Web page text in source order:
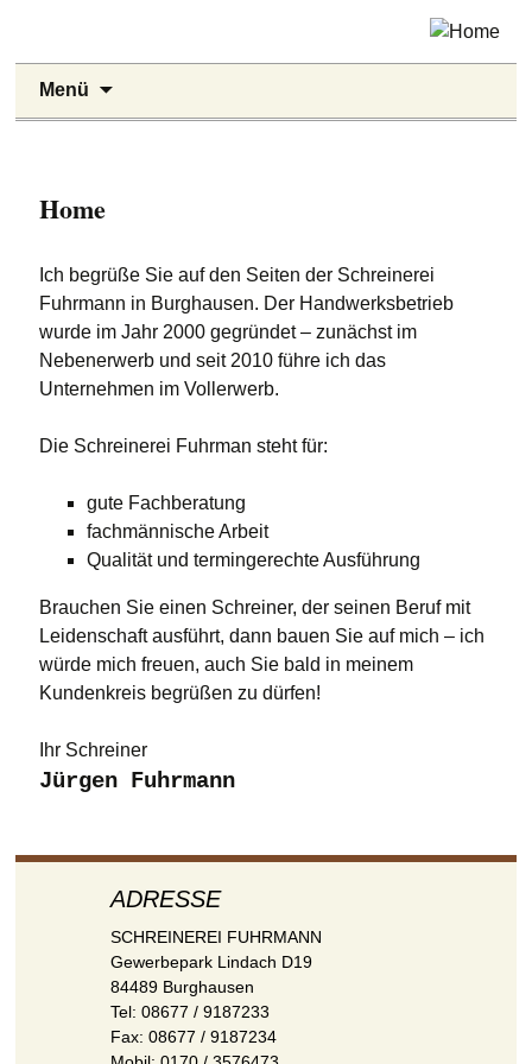
Menü
Home
Ich begrüße Sie auf den Seiten der Schreinerei
Fuhrmann in Burghausen. Der Handwerksbetrieb
wurde im Jahr 2000 gegründet – zunächst im
Nebenerwerb und seit 2010 führe ich das
Unternehmen im Vollerwerb.
Die Schreinerei Fuhrman steht für:
gute Fachberatung
fachmännische Arbeit
Qualität und termingerechte Ausführung
Brauchen Sie einen Schreiner, der seinen Beruf mit
Leidenschaft ausführt, dann bauen Sie auf mich – ich
würde mich freuen, auch Sie bald in meinem
Kundenkreis begrüßen zu dürfen!
Ihr Schreiner
Jürgen Fuhrmann
ADRESSE
SCHREINEREI FUHRMANN
Gewerbepark Lindach D19
84489 Burghausen
Tel: 08677 / 9187233
Fax: 08677 / 9187234